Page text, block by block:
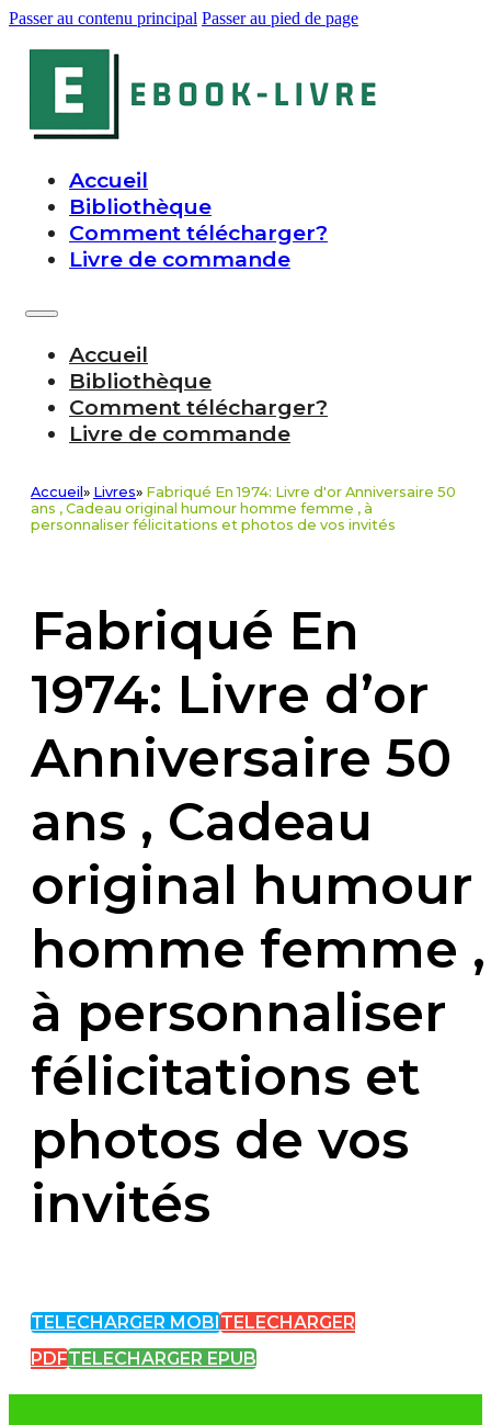
Passer au contenu principal Passer au pied de page
Accueil
Bibliothèque
Comment télécharger?
Livre de commande
Accueil
Bibliothèque
Comment télécharger?
Livre de commande
Accueil » Livres» Fabriqué En 1974: Livre d'or Anniversaire 50
ans , Cadeau original humour homme femme , à
personnaliser félicitations et photos de vos invités
Fabriqué En
1974: Livre d’or
Anniversaire 50
ans , Cadeau
original humour
homme femme ,
à personnaliser
félicitations et
photos de vos
invités
TELECHARGER MOBI TELECHARGER
PDFTELECHARGER EPUB